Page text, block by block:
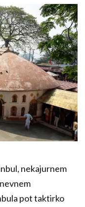
nekajurnem
pot taktirko